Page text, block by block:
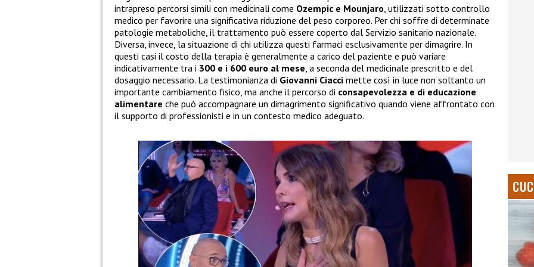
intrapreso percorsi simili con medicinali come Ozempic e Mounjaro, utilizzati sotto controllo
medico per favorire una significativa riduzione del peso corporeo. Per chi soffre di determinate
patologie metaboliche, il trattamento può essere coperto dal Servizio sanitario nazionale.
Diversa, invece, la situazione di chi utilizza questi farmaci esclusivamente per dimagrire. In
questi casi il costo della terapia è generalmente a carico del paziente e può variare
indicativamente tra i 300 e i 600 euro al mese, a seconda del medicinale prescritto e del
dosaggio necessario. La testimonianza di Giovanni Ciacci mette così in luce non soltanto un
importante cambiamento fisico, ma anche il percorso di consapevolezza e di educazione
alimentare che può accompagnare un dimagrimento significativo quando viene affrontato con
il supporto di professionisti e in un contesto medico adeguato.